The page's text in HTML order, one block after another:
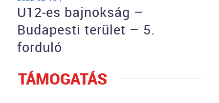
U12-es bajnokság –
Budapesti terület – 5.
forduló
TÁMOGATÁS